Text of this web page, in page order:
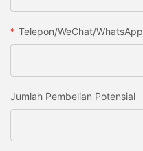
Telepon/WeChat/WhatsApp
Jumlah Pembelian Potensial